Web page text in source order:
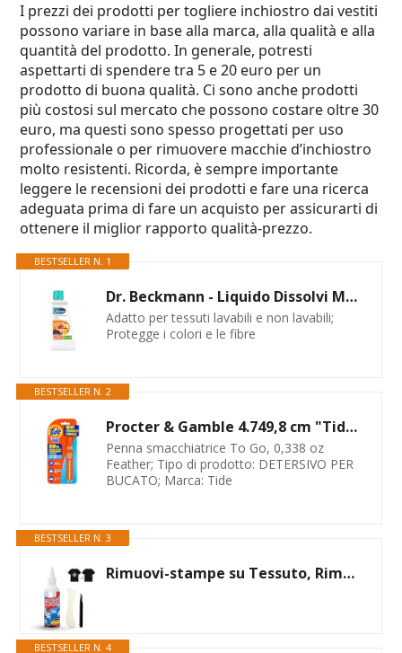
I prezzi dei prodotti per togliere inchiostro dai vestiti
possono variare in base alla marca, alla qualità e alla
quantità del prodotto. In generale, potresti
aspettarti di spendere tra 5 e 20 euro per un
prodotto di buona qualità. Ci sono anche prodotti
più costosi sul mercato che possono costare oltre 30
euro, ma questi sono spesso progettati per uso
professionale o per rimuovere macchie d’inchiostro
molto resistenti. Ricorda, è sempre importante
leggere le recensioni dei prodotti e fare una ricerca
adeguata prima di fare un acquisto per assicurarti di
ottenere il miglior rapporto qualità-prezzo.
BESTSELLER N. 1
Dr. Beckmann - Liquido Dissolvi Macchie Unto & Salse | Lo smacchiatore specifico per eliminare macchie di grasso, cioccolato e molto altro | 50 ml
Adatto per tessuti lavabili e non lavabili;
Protegge i colori e le fibre
BESTSELLER N. 2
Procter & Gamble 4.749,8 cm "Tide to go Instant Stain Remover Pen
Penna smacchiatrice To Go, 0,338 oz
Feather; Tipo di prodotto: DETERSIVO PER
BUCATO; Marca: Tide
BESTSELLER N. 3
Rimuovi-stampe su Tessuto, Rimozione Stampe Vestiti, isolvente Adesivi,Soluzioni per la stampa tessile, eliminano vecchie impressioni e errori di stampa sui tessuti,100ML
BESTSELLER N. 4